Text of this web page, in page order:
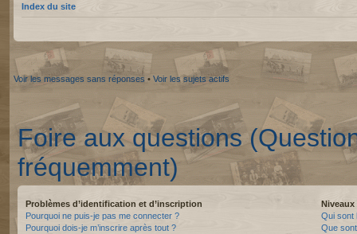
Index du site
Voir les messages sans réponses • Voir les sujets actifs
Foire aux questions
fréquemment)
Problèmes d’identification et d’inscription
Pourquoi ne puis-je pas me connecter ?
Pourquoi dois-je m’inscrire après tout ?
Niveaux
Qui sont
Que